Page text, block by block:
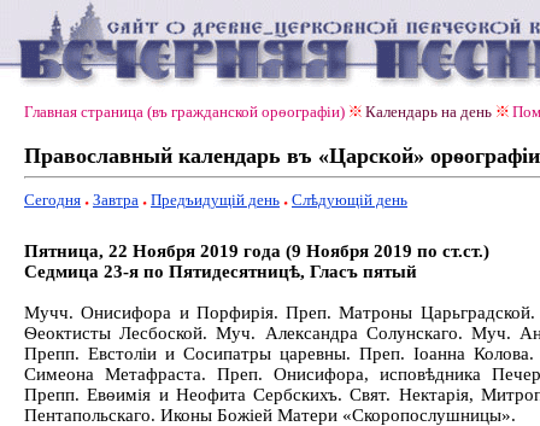
Главная страница (въ гражданской орѳографiи) Календарь на день
Православный календарь въ «Царской» орѳографiи
Сегодня Завтра Предъидущiй день Слѣдующiй день
Пятница, 22 Ноября 2019 года (9 Ноября 2019 по ст.ст.)
Седмица 23-я по Пятидесятницѣ, Гласъ пятый
Мучч. Онисифора и Порфирія. Преп. Матроны
Ѳеоктисты Лесбоской. Муч. Александра Солунскаго. Муч.
Препп. Евстоліи и Сосипатры царевны. Преп. Іоанна
Симеона Метафраста. Преп. Онисифора, исповѣдника
Препп. Евѳимія и Неофита Сербскихъ. Свят. Нектарія,
Пентапольскаго. Иконы Божіей Матери «Скоропослушницы».